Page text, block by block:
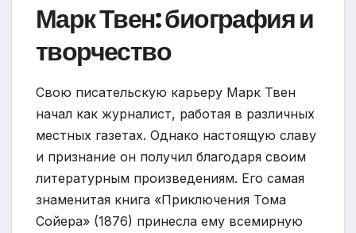
Марк Твен: биография и
творчество
Свою писательскую карьеру Марк Твен
начал как журналист, работая в различных
местных газетах. Однако настоящую славу
и признание он получил благодаря своим
литературным произведениям. Его самая
знаменитая книга «Приключения Тома
Сойера» (1876) принесла ему всемирную